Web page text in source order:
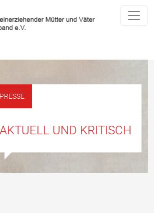
PRESSE
AKTUELL UND KRITISCH